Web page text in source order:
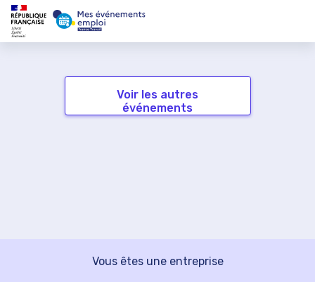
Voir les autres
événements
Vous êtes une entreprise